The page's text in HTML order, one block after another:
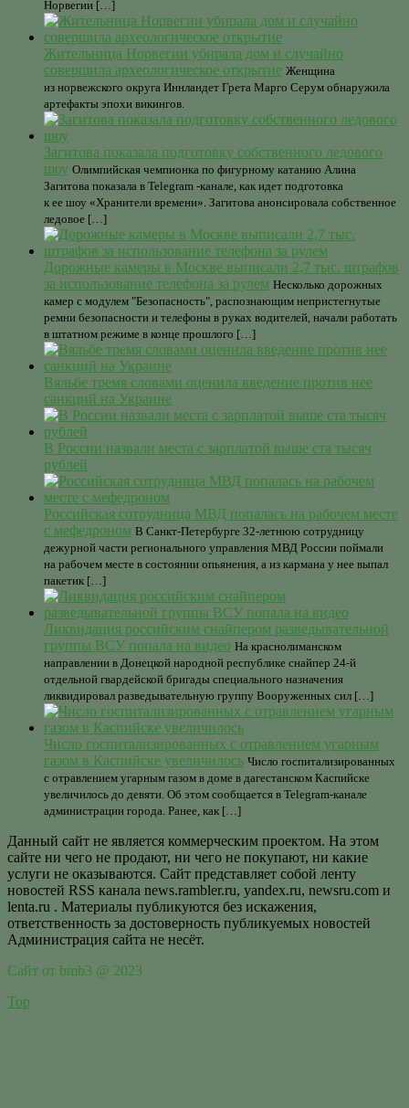
Норвегии […]
Жительница Норвегии убирала дом и случайно
совершила археологическое открытие Женщина
из норвежского округа Иннландет Грета Марго Серум обнаружила
артефакты эпохи викингов.
Загитова показала подготовку собственного ледового
шоу Олимпийская чемпионка по фигурному катанию Алина
Загитова показала в Telegram -канале, как идет подготовка
к ее шоу «Хранители времени». Загитова анонсировала собственное
ледовое […]
Дорожные камеры в Москве выписали 2,7 тыс. штрафов
за использование телефона за рулем Несколько дорожных
камер с модулем "Безопасность", распознающим непристегнутые
ремни безопасности и телефоны в руках водителей, начали работать
в штатном режиме в конце прошлого […]
Вяльбе тремя словами оценила введение против нее
санкций на Украине
В России назвали места с зарплатой выше ста тысяч
рублей
Российская сотрудница МВД попалась на рабочем месте
с мефедроном В Санкт-Петербурге 32-летнюю сотрудницу
дежурной части регионального управления МВД России поймали
на рабочем месте в состоянии опьянения, а из кармана у нее выпал
пакетик […]
Ликвидация российским снайпером разведывательной
группы ВСУ попала на видео На краснолиманском
направлении в Донецкой народной республике снайпер 24-й
отдельной гвардейской бригады специального назначения
ликвидировал разведывательную группу Вооруженных сил […]
Число госпитализированных с отравлением угарным
газом в Каспийске увеличилось Число госпитализированных
с отравлением угарным газом в доме в дагестанском Каспийске
увеличилось до девяти. Об этом сообщается в Telegram-канале
администрации города. Ранее, как […]
Данный сайт не является коммерческим проектом. На этом
сайте ни чего не продают, ни чего не покупают, ни какие
услуги не оказываются. Сайт представляет собой ленту
новостей RSS канала news.rambler.ru, yandex.ru, newsru.com и
lenta.ru . Материалы публикуются без искажения,
ответственность за достоверность публикуемых новостей
Администрация сайта не несёт.
Сайт от bmb3 @ 2023
Top